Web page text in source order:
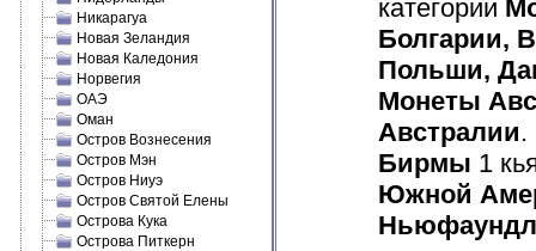
Никарагуа
Новая Зеландия
Новая Каледония
Норвегия
ОАЭ
Оман
Остров Вознесения
Остров Мэн
Остров Ниуэ
Остров Святой Елены
Острова Кука
Острова Питкерн
категории
Болгарии,
Польши,
Монеты
Австралии.
Бирмы 1
Южной